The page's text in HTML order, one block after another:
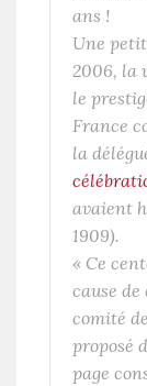
ans !
Une
2006, la
le
France
la
avaient
1909).
« Ce
cause
comité
proposé
page